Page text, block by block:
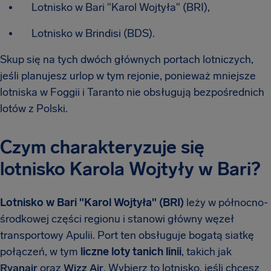
Lotnisko w Bari "Karol Wojtyła" (BRI),
Lotnisko w Brindisi (BDS).
Skup się na tych dwóch głównych portach lotniczych,
jeśli planujesz urlop w tym rejonie, ponieważ mniejsze
lotniska w Foggii i Taranto nie obsługują bezpośrednich
lotów z Polski.
Czym charakteryzuje się
lotnisko Karola Wojtyły w Bari?
Lotnisko w Bari "Karol Wojtyła" (BRI) leży w północno-
środkowej części regionu i stanowi główny węzeł
transportowy Apulii. Port ten obsługuje bogatą siatkę
połączeń, w tym liczne loty tanich linii, takich jak
Ryanairoraz Wizz Air. Wybierz to lotnisko, jeśli chcesz